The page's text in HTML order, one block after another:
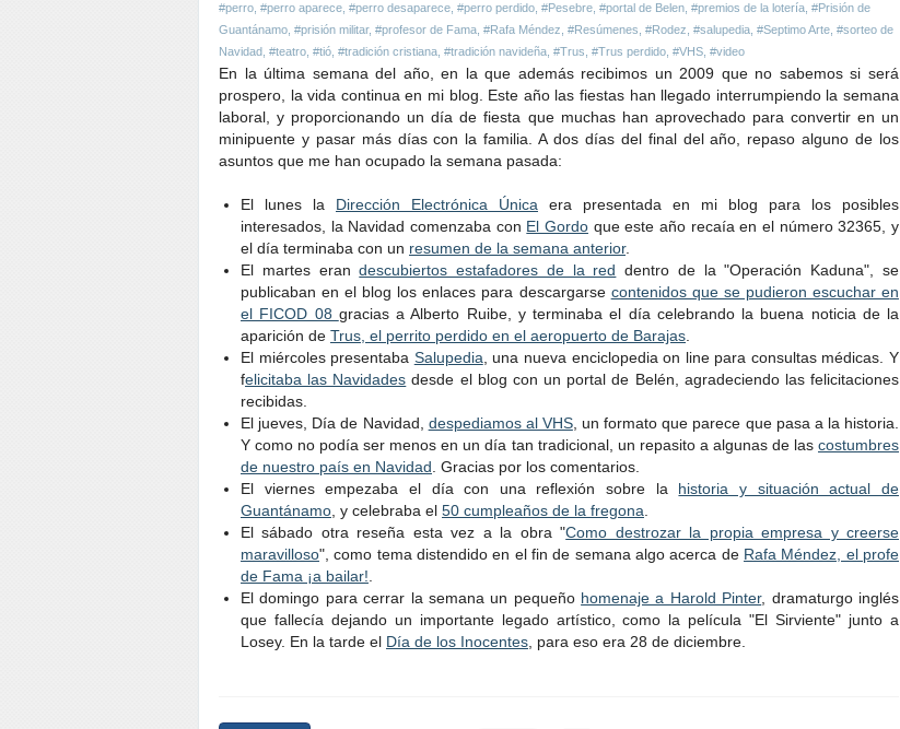
#perro #perro aparece #perro desaparece #perro perdido #Pesebre #portal de Belen #premios de la lotería #Prisión de
Guantánamo #prisión militar, #profesor de Fama #Rafa Méndez #Resúmenes #Rodez #salupedia #Septimo Arte #sorteo de
Navidad #teatro #tió #tradición cristiana #tradición navideña #Trus #Trus perdido #VHS #video
En la última semana del año, en la que además recibimos un 2009 que no sabemos si será
prospero, la vida continua en mi blog. Este año las fiestas han llegado interrumpiendo la semana
laboral, y proporcionando un día de fiesta que muchas han aprovechado para convertir en un
minipuente y pasar más días con la familia. A dos días del final del año, repaso alguno de los
asuntos que me han ocupado la semana pasada:
El lunes la Dirección Electrónica Única era presentada en mi blog para los posibles
interesados, la Navidad comenzaba con El Gordo que este año recaía en el número 32365, y
el día terminaba con un resumen de la semana anterior.
El martes erandescubiertos estafadores de la red dentro de la "Operación Kaduna", se
publicaban en el blog los enlaces para descargarse contenidos que se pudieron escuchar en
el FICOD 08 gracias a Alberto Ruibe, y terminaba el día celebrando la buena noticia de la
aparición de Trus, el perrito perdido en el aeropuerto de Barajas
El miércoles presentaba Salupedia , una nueva enciclopedia on line para consultas médicas. Y
felicitaba las Navidades desde el blog con un portal de Belén, agradeciendo las felicitaciones
recibidas.
El jueves, Día de Navidad, despediamos al VHS, un formato que parece que pasa a la historia.
Y como no podía ser menos en un día tan tradicional, un repasito a algunas de las costumbres
de nuestro país en Navidad . Gracias por los comentarios.
El viernes empezaba el día con una reflexión sobre la historia y situación actual de
Guantánamo , y celebraba el 50 cumpleaños de la fregona
El sábado otra reseña esta vez a la obra "Como destrozar la propia empresa y creerse
maravilloso", como tema distendido en el fin de semana algo acerca de Rafa Méndez, el profe
de Fama ¡a bailar!
El domingo para cerrar la semana un pequeño homenaje a Harold Pinter, dramaturgo inglés
que fallecía dejando un importante legado artístico, como la película "El Sirviente" junto a
Losey. En la tarde el Día de los Inocentes , para eso era 28 de diciembre.